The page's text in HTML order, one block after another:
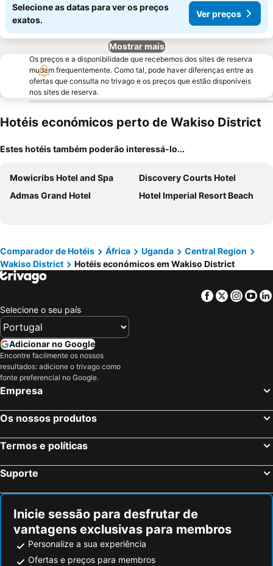
Selecione as datas para ver os preços
exatos.
Ver preços
Mostrar mais
Os preços e a disponibilidade que recebemos dos sites de reserva
mudam frequentemente. Como tal, pode haver diferenças entre as
ofertas que consulta no trivago e os preços que estão disponíveis
nos sites de reserva.
Hotéis económicos perto de Wakiso District
Estes hotéis também poderão interessá-lo...
Mowicribs Hotel and Spa
Discovery Courts Hotel
Admas Grand Hotel
Hotel Imperial Resort Beach
Comparador de Hotéis África Uganda
Central Region
Wakiso District
Hotéis económicos em Wakiso District
Facebook
Twitter
Selecione o seu país
Adicionar no Google
Encontre facilmente os nossos
resultados: adicione o trivago como
fonte preferencial no Google.
Empresa
Os nossos produtos
Termos e políticas
Suporte
Inicie sessão para desfrutar de
vantagens exclusivas para membros
Personalize a sua experiência
Ofertas e preços para membros